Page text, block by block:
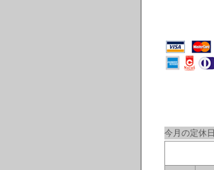
今月の定休日